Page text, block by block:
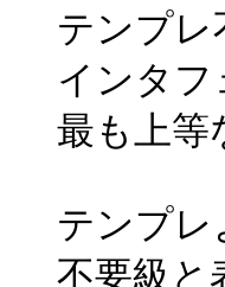
テンプレ
インタ
最も上等
テンプレ
不要級と